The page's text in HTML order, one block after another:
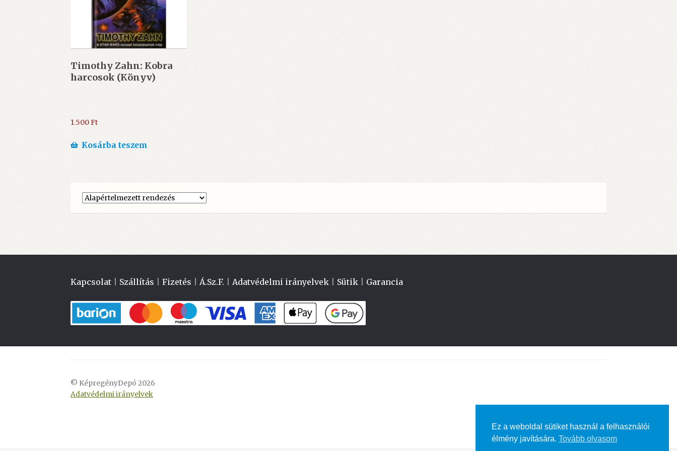
Timothy Zahn: Kobra ​
harcosok (Könyv)
1.500Ft
Kosárba teszem
Kapcsolat Szállítás |Fizetés |Á.Sz.F. |Adatvédelmi irányelvek Sütik Garancia
© KépregényDepó 2026
Adatvédelmi irányelvek
Ez a weboldal sütiket használ a felhasználói
élmény javítására. Tovább olvasom